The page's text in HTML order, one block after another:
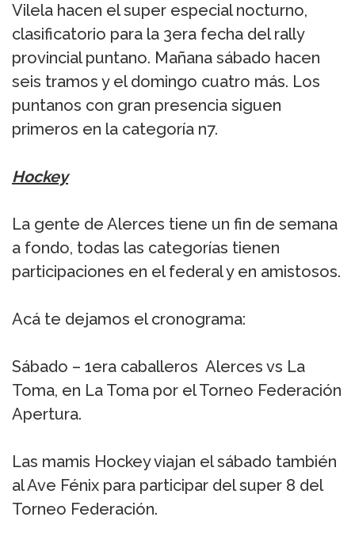
Vilela hacen el super especial nocturno,
clasificatorio para la 3era fecha del rally
provincial puntano. Mañana sábado hacen
seis tramos y el domingo cuatro más. Los
puntanos con gran presencia siguen
primeros en la categoría n7.
Hockey
La gente de Alerces tiene un fin de semana
a fondo, todas las categorías tienen
participaciones en el federal y en amistosos.
Acá te dejamos el cronograma:
Sábado – 1era caballeros Alerces vs La
Toma, en La Toma por el Torneo Federación
Apertura.
Las mamis Hockey viajan el sábado también
al Ave Fénix para participar del super 8 del
Torneo Federación.